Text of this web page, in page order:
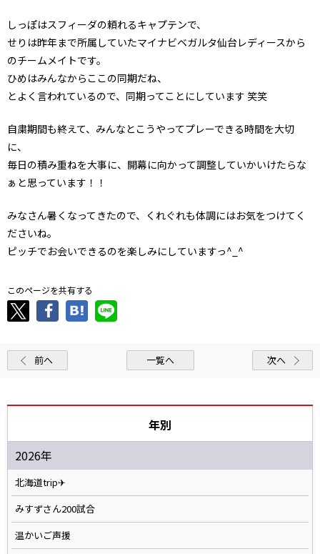
しっぽはスフィーダの頼れるキャプテンで、
せりは昨年まで所属していたマイナビベガルタ仙台レディースから
のチームメイトです。
ひめはみんなからここの同期だね、
とよく言われているので、同期ってことにしています 笑笑
自粛期間も終えて、みんなとこうやってプレーできる時間を大切
に、
毎日の積み重ねを大事に、開幕に向かって調整していかいけたらな
ぁと思っています！！
みなさん暑くなってきたので、くれぐれも体調にはお気をつけてく
ださいね。
ピッチでお会いできるのを楽しみにしていますっ^_^
このページを共有する
前へ 一覧へ 次へ
年別
2026年
北海道trip✈
みすずさん200試合
温かいご声援